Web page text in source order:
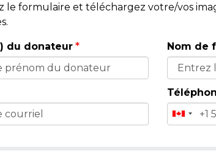
le formulaire et téléchargez votre/vos
du donateur Nom de